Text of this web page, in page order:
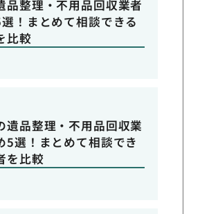
品整理・不用品回収業者
！まとめて相談できる
比較
遺品整理・不用品回収業
5選！まとめて相談でき
を比較